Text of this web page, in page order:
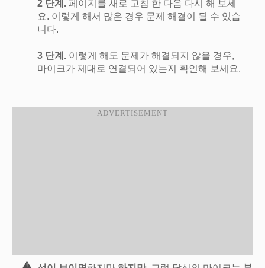
2 단계. 페이지를 새로 고침 한 다음 다시 해 보세
요. 이렇게 해서 많은 경우 문제 해결이 될 수 있습
니다.
3 단계. 이렇게 해도 문제가 해결되지 않을 경우,
마이크가 제대로 연결되어 있는지 확인해 보세요.